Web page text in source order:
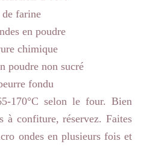
de farine
en poudre
chimique
poudre non sucré
fondu
170°C selon le four. Bien
à confiture, réservez. Faites
ondes en plusieurs fois et